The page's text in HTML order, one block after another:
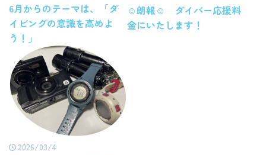
6月からのテーマは、「ダ
イビングの意識を高めよ
う！」
☺朗報☺ ダイバー応援料
金にいたします！
2026/03/4